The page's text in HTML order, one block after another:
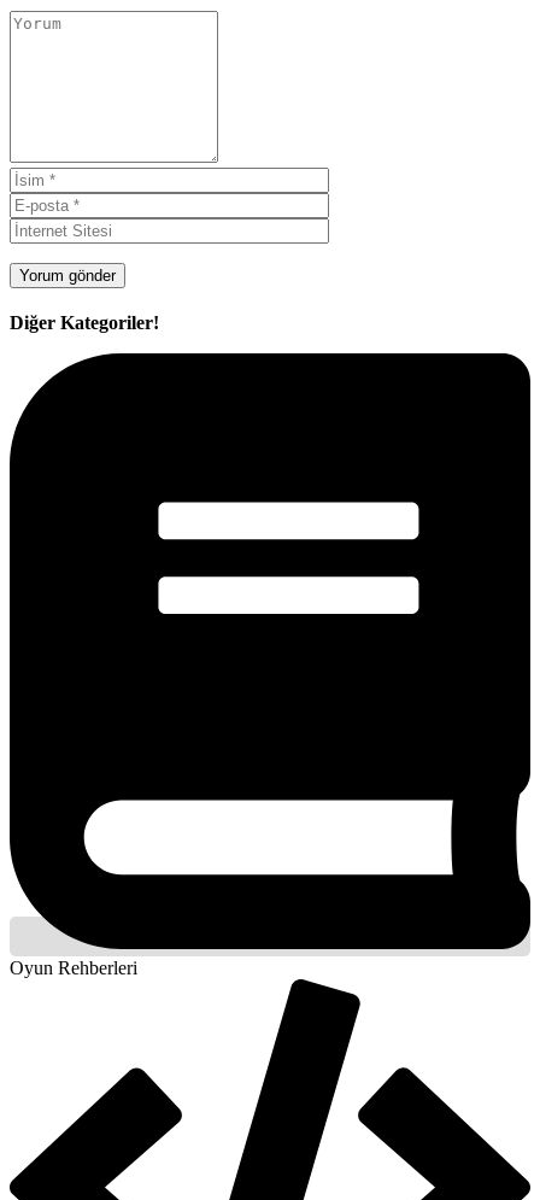
Diğer Kategoriler!
Oyun Rehberleri